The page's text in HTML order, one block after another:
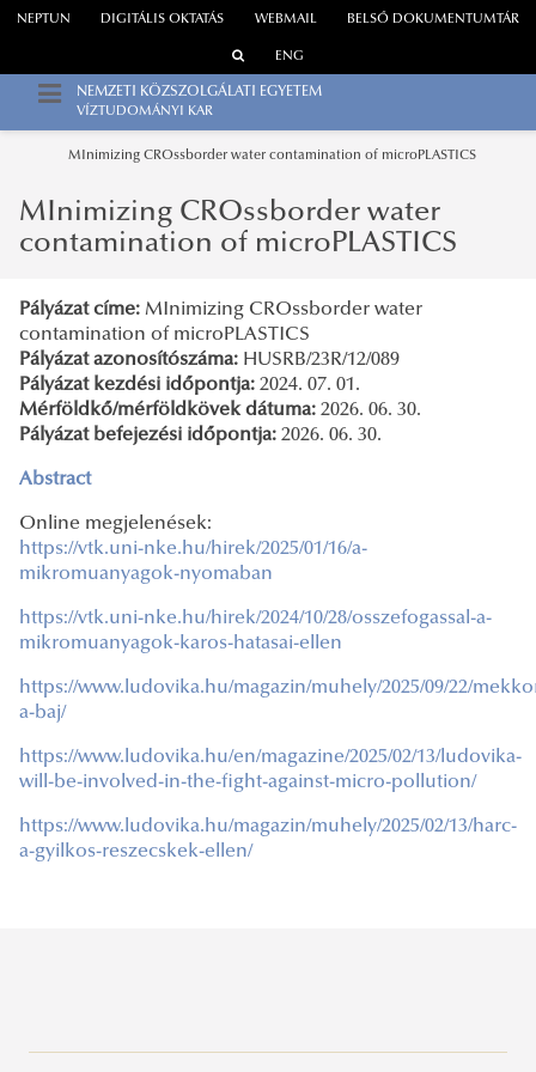
WEBMAIL
NEPTUN DIGITÁLIS OKTATÁS BELSŐ DOKUMENTUMTÁR
ENG
NEMZETI KÖZSZOLGÁLATI EGYETEM
VÍZTUDOMÁNYI KAR
MInimizing CROssborder water contamination of microPLASTICS
MInimizing CROssborder water
contamination of microPLASTICS
Pályázat címe: MInimizing CROssborder water
contamination of microPLASTICS
Pályázat azonosítószáma: HUSRB/23R/12/089
Pályázat kezdési időpontja: 2024. 07. 01.
Mérföldkő/mérföldkövek dátuma: 2026. 06. 30.
Pályázat befejezési időpontja: 2026. 06. 30.
Abstract
Online megjelenések:
https://vtk.uni-nke.hu/hirek/2025/01/16/a-
mikromuanyagok-nyomaban
https://vtk.uni-nke.hu/hirek/2024/10/28/osszefogassal-a-
mikromuanyagok-karos-hatasai-ellen
https://www.ludovika.hu/magazin/muhely/2025/09/22/
a-baj/
https://www.ludovika.hu/en/magazine/2025/02/13/ludovika-
will-be-involved-in-the-fight-against-micro-pollution/
https://www.ludovika.hu/magazin/muhely/2025/02/13/harc-
a-gyilkos-reszecskek-ellen/